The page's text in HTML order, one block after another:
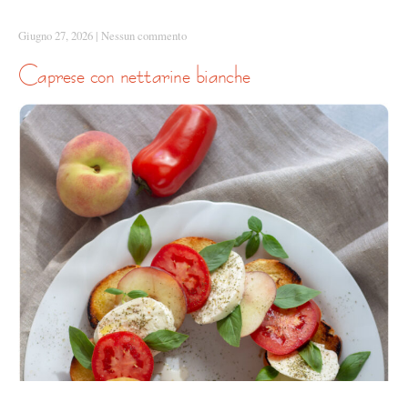
Giugno 27, 2026 | Nessun commento
caprese con nettarine bianche